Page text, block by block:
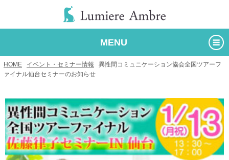
MENU
HOME イベント・セミナー情報
異性間コミュニケーション協会全国ツアーフ
ァイナル仙台セミナーのお知らせ